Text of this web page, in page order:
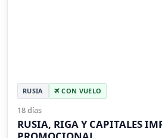
RUSIA CON VUELO
18 días
RUSIA, RIGA Y CAPITALES